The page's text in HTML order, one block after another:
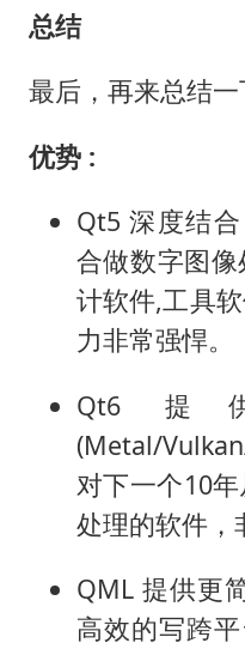
总结
最后，再来总结
优势 :
Qt5 深度结
合做数字图
计软件,工具
力非常强悍。
Qt6 提
(Metal/
对下一个10
处理的软件，
QML 提供更
高效的写跨